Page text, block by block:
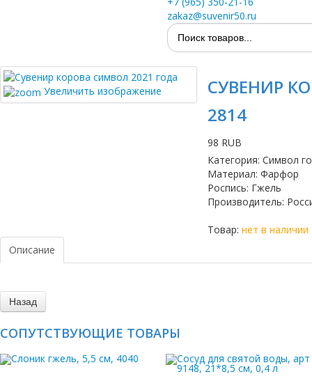
zakaz@suvenir50.ru
Увеличить изображение
СУВЕНИР
2814
98 RUB
Категория: Символ
Материал: Фарфор
Роспись: Гжель
Производитель:
Товар: нет в наличии
Описание
СОПУТСТВУЮЩИЕ ТОВАРЫ